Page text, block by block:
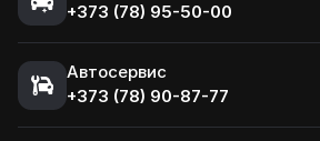
+373 (78) 95-50-00
Автосервис
+373 (78) 90-87-77